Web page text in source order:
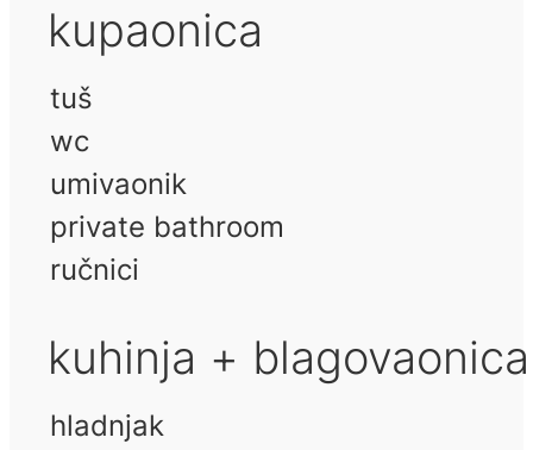
kupaonica
tuš
wc
umivaonik
private bathroom
ručnici
kuhinja +
hladnjak